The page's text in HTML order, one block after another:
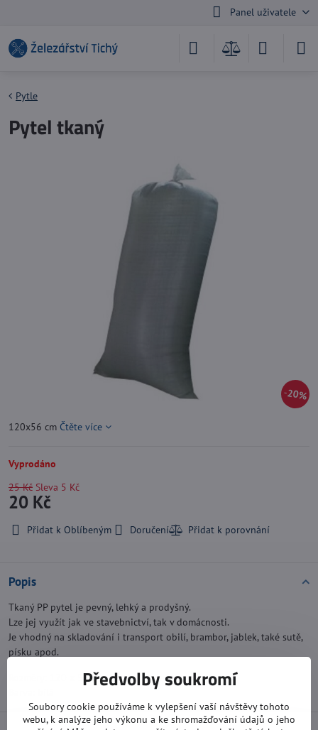
Panel uživatele
20%
Pytle
Pytel tkaný
120x56 cm Čtěte více
Vyprodáno
25 Kč Sleva 5 Kč
20 Kč
Přidat k Oblíbeným Doručení
Popis
Tkaný PP pytel je pevný, lehký a prodyšný.
Lze jej využít jak ve stavebnictví, tak v domácnosti.
Je vhodný na skladování i transport obilí, brambor, jablek, také sutě,
písku apod.
Rozměry: 120 x 56 cmPředvolby soukromí
Soubory cookie používáme k vylepšení vaší návštěvy tohoto
webu, k analýze jeho výkonu a ke shromažďování údajů o jeho